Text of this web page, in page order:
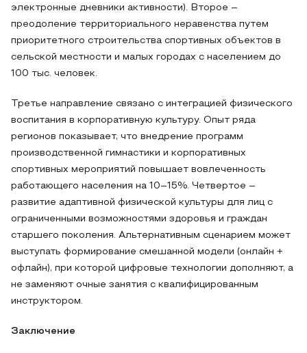
электронные дневники активности). Второе –
преодоление территориального неравенства путем
приоритетного строительства спортивных объектов в
сельской местности и малых городах с населением до
100 тыс. человек.
Третье направление связано с интеграцией физического
воспитания в корпоративную культуру. Опыт ряда
регионов показывает, что внедрение программ
производственной гимнастики и корпоративных
спортивных мероприятий повышает вовлеченность
работающего населения на 10–15%. Четвертое –
развитие адаптивной физической культуры для лиц с
ограниченными возможностями здоровья и граждан
старшего поколения. Альтернативным сценарием может
выступать формирование смешанной модели (онлайн +
офлайн), при которой цифровые технологии дополняют, а
не заменяют очные занятия с квалифицированным
инструктором.
Заключение